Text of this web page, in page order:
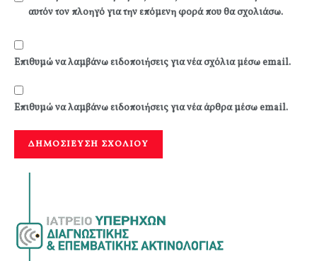
αυτόν τον πλοηγό για την επόμενη φορά που θα σχολιάσω.
Επιθυμώ να λαμβάνω ειδοποιήσεις για νέα σχόλια μέσω email.
Επιθυμώ να λαμβάνω ειδοποιήσεις για νέα άρθρα μέσω email.